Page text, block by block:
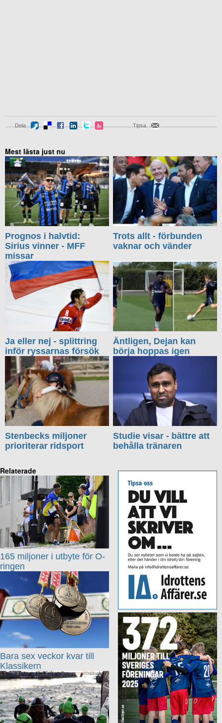
Dela Tipsa
Mest lästa just nu
Prognos i halvtid:
Sirius vinner - MFF
missar
Trots allt - förbunden
vaknar och vänder
Ja eller nej - splittring
inför ryssarnas försök
Äntligen, Dejan kan
börja hoppas igen
Stenbecks miljoner
prioriterar ridsport
Studie visar - bättre att
behålla tränaren
Relaterade
165 miljoner i utbyte för O-
ringen
Bara sex veckor kvar till
Klassikern